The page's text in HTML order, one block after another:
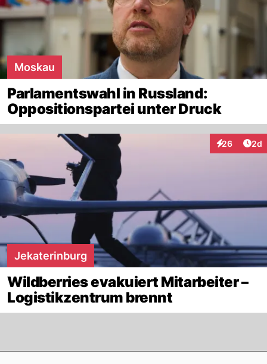
Moskau
Parlamentswahl in Russland:
Oppositionspartei unter Druck
26
Interaktionen
2d
Jekaterinburg
Wildberries evakuiert Mitarbeiter –
Logistikzentrum brennt